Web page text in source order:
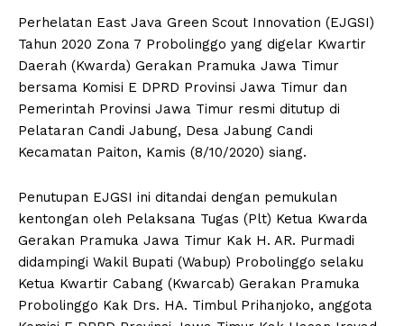
Perhelatan East Java Green Scout Innovation (EJGSI)
Tahun 2020 Zona 7 Probolinggo yang digelar Kwartir
Daerah (Kwarda) Gerakan Pramuka Jawa Timur
bersama Komisi E DPRD Provinsi Jawa Timur dan
Pemerintah Provinsi Jawa Timur resmi ditutup di
Pelataran Candi Jabung, Desa Jabung Candi
Kecamatan Paiton, Kamis (8/10/2020) siang.
Penutupan EJGSI ini ditandai dengan pemukulan
kentongan oleh Pelaksana Tugas (Plt) Ketua Kwarda
Gerakan Pramuka Jawa Timur Kak H. AR. Purmadi
didampingi Wakil Bupati (Wabup) Probolinggo selaku
Ketua Kwartir Cabang (Kwarcab) Gerakan Pramuka
Probolinggo Kak Drs. HA. Timbul Prihanjoko, anggota